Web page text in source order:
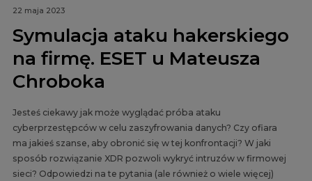
22 maja 2023
Symulacja ataku hakerskiego
na firmę. ESET u Mateusza
Chroboka
Jesteś ciekawy jak może wyglądać próba ataku
cyberprzestępców w celu zaszyfrowania danych? Czy ofiara
ma jakieś szanse, aby obronić się w tej konfrontacji? W jaki
sposób rozwiązanie XDR pozwoli wykryć intruzów w firmowej
sieci? Odpowiedzi na te pytania (ale również o wiele więcej)